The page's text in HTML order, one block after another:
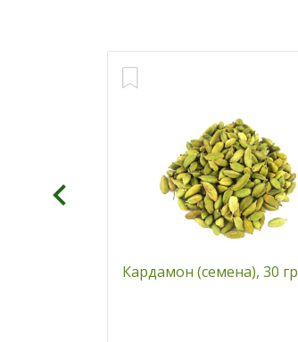
Кардамон (семена), 30 гр